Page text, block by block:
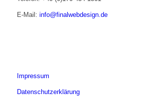
E-Mail: info@finalwebdesign.de
Impressum
Datenschutzerklärung